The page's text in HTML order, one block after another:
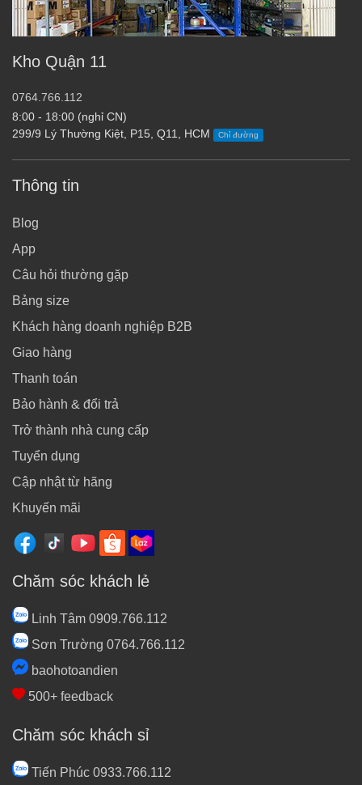
Kho Quận 11
0764.766.112
8:00 - 18:00 (nghỉ CN)
299/9 Lý Thường Kiệt, P15, Q11, HCM
Chỉ đường
Thông tin
Blog
App
Câu hỏi thường gặp
Bảng size
Khách hàng doanh nghiệp B2B
Giao hàng
Thanh toán
Bảo hành & đổi trả
Trở thành nhà cung cấp
Tuyển dụng
Cập nhật từ hãng
Khuyến mãi
Chăm sóc khách lẻ
Linh Tâm 0909.766.112
Sơn Trường 0764.766.112
baohotoandien
500+ feedback
Chăm sóc khách sỉ
Tiến Phúc 0933.766.112